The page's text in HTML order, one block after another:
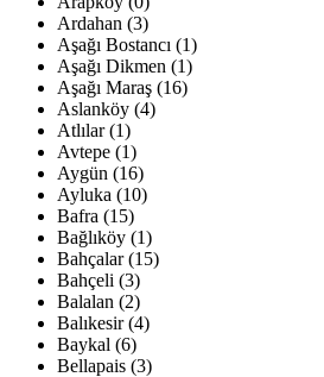
Ardahan (3)
Aşağı Bostancı (1)
Aşağı Dikmen (1)
Aşağı Maraş (16)
Aslanköy (4)
Atlılar (1)
Avtepe (1)
Aygün (16)
Ayluka (10)
Bafra (15)
Bağlıköy (1)
Bahçalar (15)
Bahçeli (3)
Balalan (2)
Balıkesir (4)
Baykal (6)
Bellapais (3)